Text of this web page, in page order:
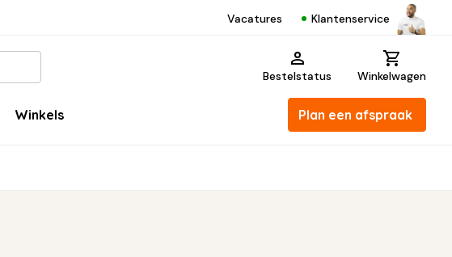
Vacatures Klantenservice
Bestelstatus Winkelwagen
Winkels Plan een afspraak